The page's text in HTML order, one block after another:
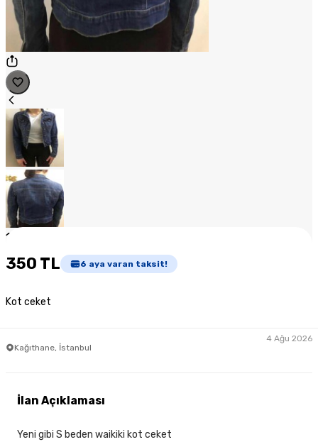
1
350 TL 6 aya varan taksit!
Kot ceket
Kağıthane, İstanbul
4 Ağu 2026
İlan Açıklaması
Yeni gibi S beden waikiki kot ceket